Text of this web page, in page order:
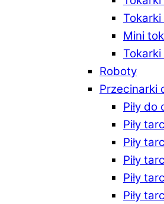
Mini
Roboty
Przecinarki
Piły
Piły
Piły
Piły
Piły
Piły